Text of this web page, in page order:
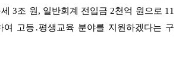
세3조 원, 일반회계 전입금2천억 원으로 11
여 고등․평생교육 분야를 지원하겠다는 구